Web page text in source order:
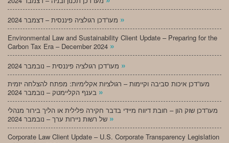
»
Environmental Law and Sustainability Client Update – Preparing for the
Carbon Tax Era – December 2024 »
»
מעו”דכן איכות סביבה וקיימות – רגולציות אקלימיות: מפתח להצלחה יזמית
»
מעו”דכן שוק הון – חובת דיווח מיידי בדבר חקירה פלילית או הליך בירור מנהלי
»
Corporate Law Client Update – U.S. Corporate Transparency Legislation